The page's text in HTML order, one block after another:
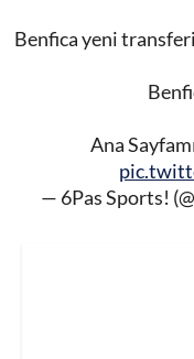
Benfica yeni
Ana
— 6Pas Sports!